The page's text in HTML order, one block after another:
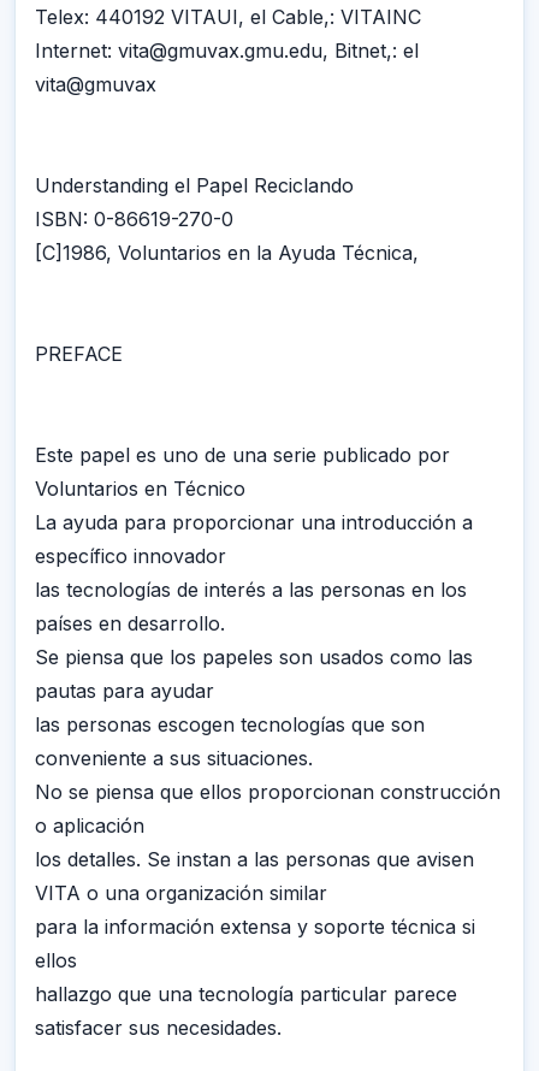
Telex: 440192 VITAUI, el Cable,: VITAINC
Internet: vita@gmuvax.gmu.edu, Bitnet,: el
vita@gmuvax
Understanding el Papel Reciclando
ISBN: 0-86619-270-0
[C]1986, Voluntarios en la Ayuda Técnica,
PREFACE
Este papel es uno de una serie publicado por
Voluntarios en Técnico
La ayuda para proporcionar una introducción a
específico innovador
las tecnologías de interés a las personas en los
países en desarrollo.
Se piensa que los papeles son usados como las
pautas para ayudar
las personas escogen tecnologías que son
conveniente a sus situaciones.
No se piensa que ellos proporcionan construcción
o aplicación
los detalles. Se instan a las personas que avisen
VITA o una organización similar
para la información extensa y soporte técnica si
ellos
hallazgo que una tecnología particular parece
satisfacer sus necesidades.